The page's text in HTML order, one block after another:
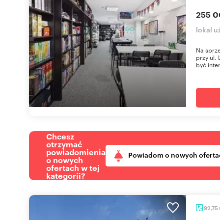
255
lokal
Na
przy ul.
być
Chcesz
otrzymać
powiadomienia
o nowych
ofertach w tej
kategorii?
Powiadom o nowych
92,75